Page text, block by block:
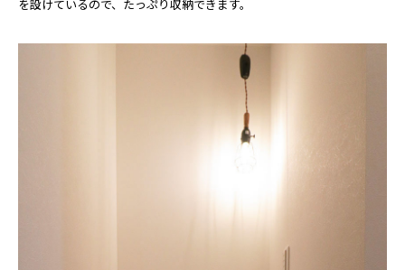
を設けているので、たっぷり収納できます。